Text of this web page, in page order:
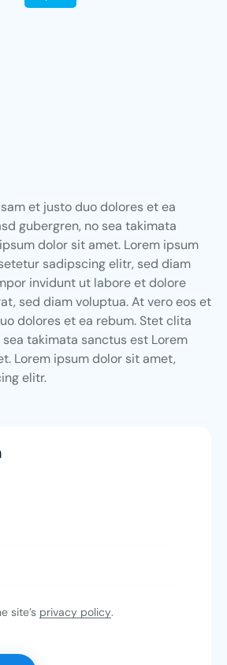
et justo duo dolores et ea
gubergren, no sea takimata
dolor sit amet. Lorem ipsum
sadipscing elitr, sed diam
invidunt ut labore et dolore
sed diam voluptua. At vero eos et
dolores et ea rebum. Stet clita
takimata sanctus est Lorem
Lorem ipsum dolor sit amet,
elitr.
site’s privacy policy.